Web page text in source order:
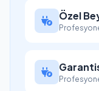
Özel